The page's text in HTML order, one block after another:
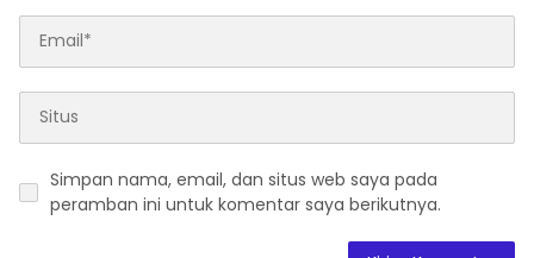
Simpan nama, email, dan situs web saya pada
peramban ini untuk komentar saya berikutnya.